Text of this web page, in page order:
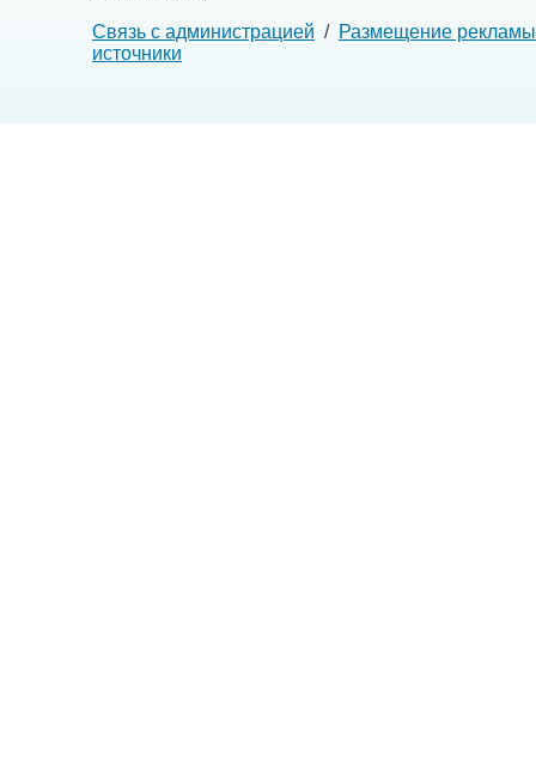
Связь с администрацией / Размещение рекламы
источники